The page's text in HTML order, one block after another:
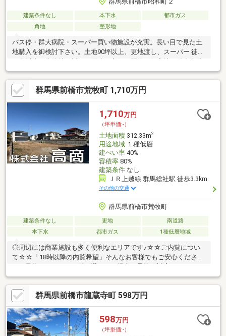
建築条件なし 本下水
都市ガス
角地
整形地
バス停・群大病院・スーパー買い物施設が充実。長い目で見た土
地購入を御検討下さい。土地90坪以上、更地渡し、スーパー 徒歩
徒歩10分以内、角地、整形地、建築条件なし、都市ガス、小学校
徒歩10分以内、平坦地
群馬県前橋市荒牧町 1,710万円
1,710万円
（坪単価:-）
土地面積312.33m2
用途地域１種低層
建ぺい率40%
容積率80%
建築条件なし
ＪＲ上越線 群馬総社駅 徒歩3.3km
その他の交通
群馬県前橋市荒牧町
建築条件なし 更地
南道路
本下水
都市ガス 1種低層地域
◎周辺には商業施設も多く便利なエリアです♪☆☆ご内覧につい
て☆☆「18時以降の内覧希望」そんなお客様でもご安心くださ
す！ぜひお気軽にご相談ください。◆※上水道は鉛管の為、新規
引込要◆景観計画区域
群馬県前橋市龍蔵寺町 598万円
598万円
（坪単価:-）